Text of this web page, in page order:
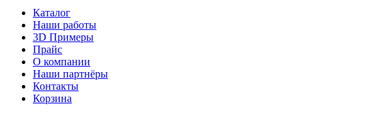
Каталог
Наши работы
3D Примеры
Прайс
О компании
Наши партнёры
Контакты
Корзина